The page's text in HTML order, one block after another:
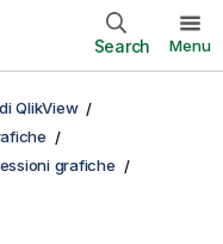
Search Menu
QlikView
grafiche